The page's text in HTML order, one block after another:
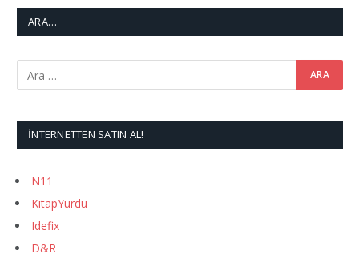
ARA…
İNTERNETTEN SATIN AL!
N11
KitapYurdu
Idefix
D&R